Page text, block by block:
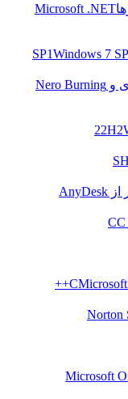
Microsoft .NET
Windows 7
Nero Burning
از AnyDesk
Microsoft
Norton